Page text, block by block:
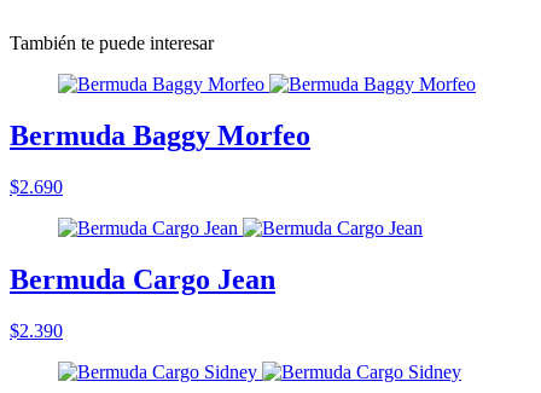
También te puede interesar
Bermuda Baggy Morfeo
$2.690
Bermuda Cargo Jean
$2.390